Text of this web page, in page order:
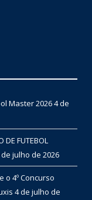
Master 20264 de
DE FUTEBOL
de julho de 2026
o 4º Concurso
4 de julho de